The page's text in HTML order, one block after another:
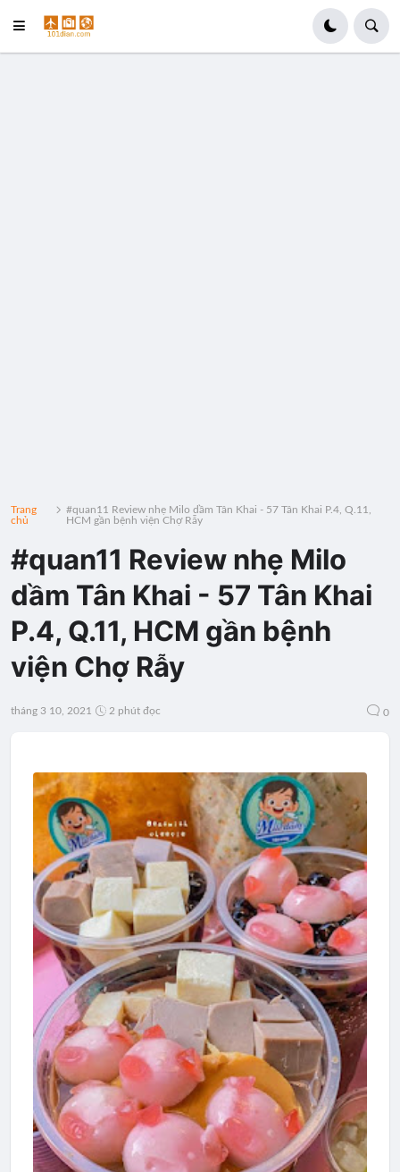
Trang
chủ
#quan11 Review nhẹ Milo dầm Tân Khai - 57 Tân Khai P.4, Q.11,
HCM gần bệnh viện Chợ Rẫy
#quan11 Review nhẹ Milo
dầm Tân Khai - 57 Tân Khai
P.4, Q.11, HCM gần bệnh
viện Chợ Rẫy
tháng 3 10, 2021 2 phút đọc 0